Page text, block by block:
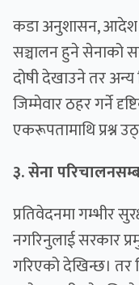
कडा अनुशासन, आदेश
सञ्चालन हुने सेनाको
दोषी देखाउने तर अन्य
जिम्मेवार ठहर गर्ने
एकरूपतामाथि प्रश्न
३. सेना
प्रतिवेदनमा गम्भीर
नगरिनुलाई सरकार
गरिएको देखिन्छ। तर